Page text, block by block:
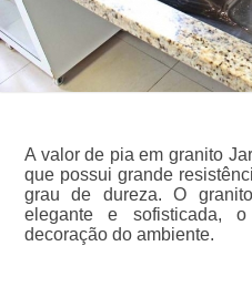
A valor de pia em granito
que possui grande
grau de dureza. O
elegante e sofisticada,
decoração do ambiente.